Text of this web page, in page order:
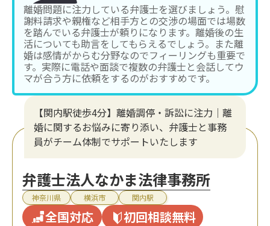
離婚問題に注力している弁護士を選びましょう。慰
謝料請求や親権など相手方との交渉の場面では場数
を踏んでいる弁護士が頼りになります。離婚後の生
活についても助言をしてもらえるでしょう。また離
婚は感情がからむ分野なのでフィーリングも重要で
す。実際に電話や面談で複数の弁護士と会話してウ
マが合う方に依頼をするのがおすすめです。
【関内駅徒歩4分】離婚調停・訴訟に注力│離
婚に関するお悩みに寄り添い、弁護士と事務
員がチーム体制でサポートいたします
弁護士法人なかま法律事務所
神奈川県 横浜市 関内駅
全国対応 初回相談無料